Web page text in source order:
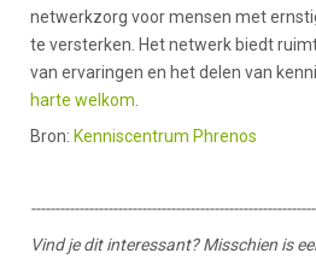
netwerkzorg voor mensen met
te versterken. Het netwerk biedt
van ervaringen en het delen van
harte welkom
Bron: Kenniscentrum Phrenos
Vind je dit interessant? Misschien is